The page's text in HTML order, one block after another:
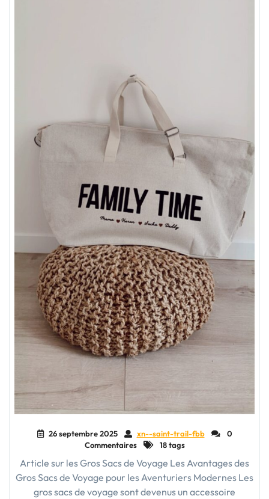
26 septembre 2025 xn--saint-trail-fbb
0
Commentaires
18 tags
Article sur les Gros Sacs de Voyage Les Avantages des
Gros Sacs de Voyage pour les Aventuriers Modernes Les
gros sacs de voyage sont devenus un accessoire